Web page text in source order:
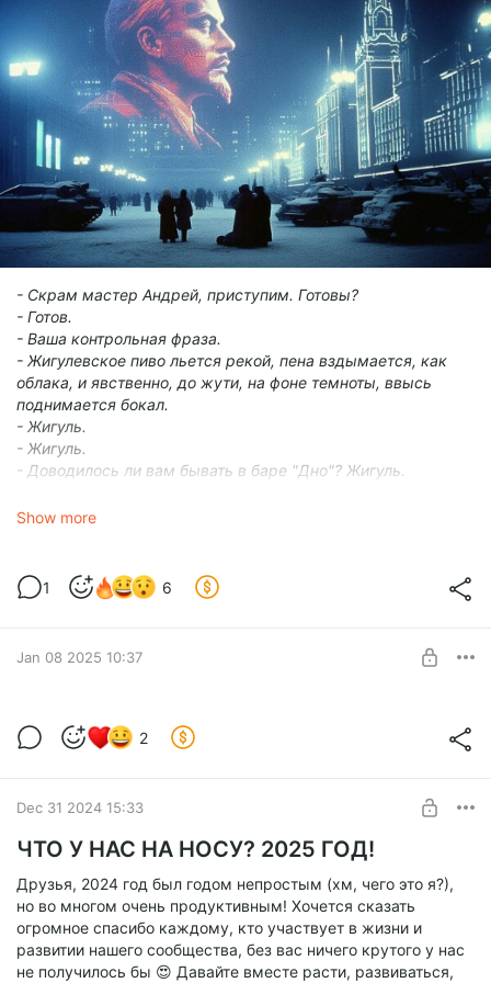
aesthetic of a Blade Runner-inspired world creates a surreal
juxtaposition, where the pressures of Agile methodologies meet
the existential questions of artificial intelligence.
- Скрам мастер Андрей, приступим. Готовы?
- Готов.
- Ваша контрольная фраза.
- Жигулевское пиво льется рекой, пена вздымается, как
облака, и явственно, до жути, на фоне темноты, ввысь
поднимается бокал.
- Жигуль.
- Жигуль.
- Доводилось ли вам бывать в баре "Дно"? Жигуль.
- Вы пробовали Жигу в "Ветерке"? Жигуль.
- Жигуль.
- Венское.
Венское.
Show more
1 6
Jan 08 2025 10:37
колесико ради твоей руки
попробовал MX Master 3S. Эргономика, стиль и магия в
каждом клике – твоя рука скажет Да!❤️🎯
Only one slot left!
2
Dec 31 2024 15:33
ЧТО У НАС НА НОСУ? 2025 ГОД!
Друзья, 2024 год был годом непростым (хм, чего это я?),
но во многом очень продуктивным! Хочется сказать
огромное спасибо каждому, кто участвует в жизни и
развитии нашего сообщества, без вас ничего крутого у нас
не получилось бы 😍 Давайте вместе расти, развиваться,